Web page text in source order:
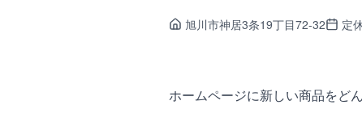
旭川市神居3条19丁目72-32 定
ホームページに新しい商品をど